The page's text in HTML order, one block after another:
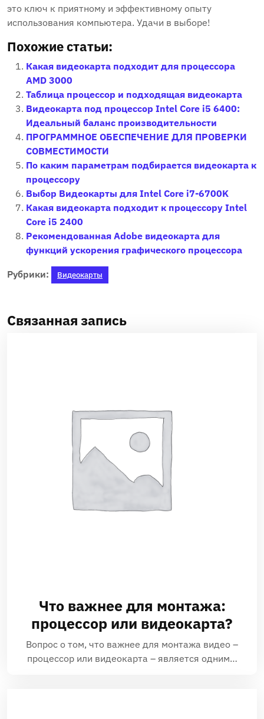
это ключ к приятному и эффективному опыту
использования компьютера. Удачи в выборе!
Похожие статьи:
Какая видеокарта подходит для процессора
AMD 3000
Таблица процессор и подходящая видеокарта
Видеокарта под процессор Intel Core i5 6400:
Идеальный баланс производительности
ПРОГРАММНОЕ ОБЕСПЕЧЕНИЕ ДЛЯ ПРОВЕРКИ
СОВМЕСТИМОСТИ
По каким параметрам подбирается видеокарта к
процессору
Выбор Видеокарты для Intel Core i7-6700K
Какая видеокарта подходит к процессору Intel
Core i5 2400
Рекомендованная Adobe видеокарта для
функций ускорения графического процессора
Рубрики: Видеокарты
Связанная запись
Что важнее для монтажа:
процессор или видеокарта?
Вопрос о том, что важнее для монтажа видео –
процессор или видеокарта – является одним…